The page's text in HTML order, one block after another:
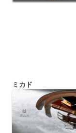
ミカド